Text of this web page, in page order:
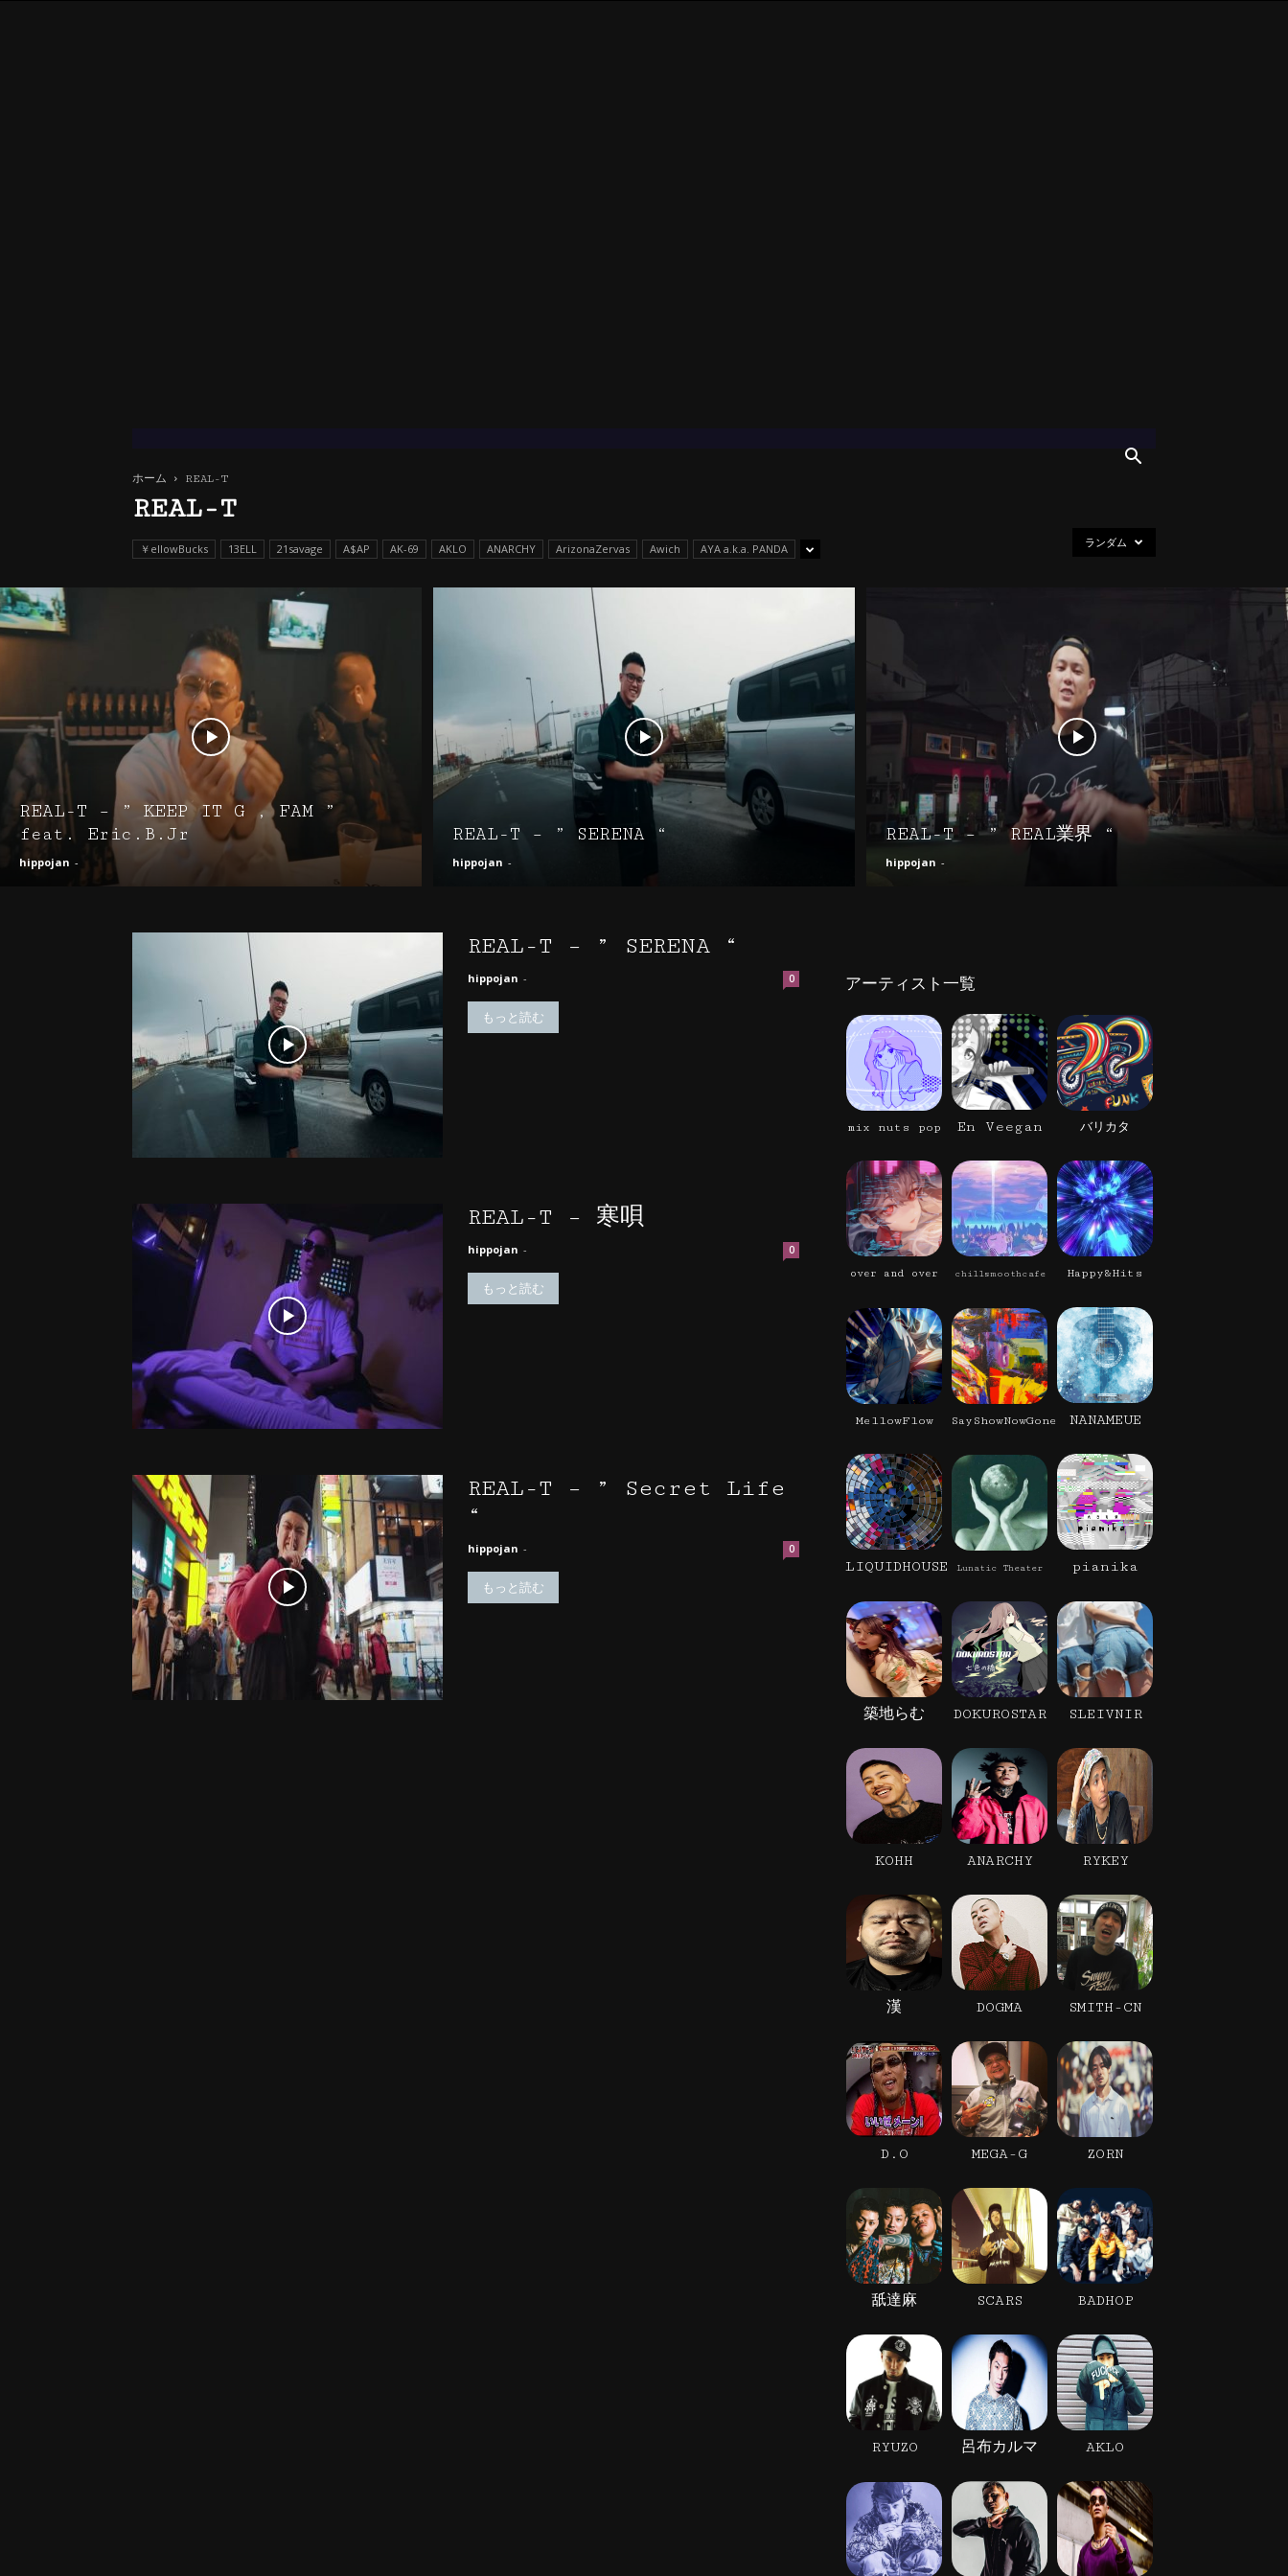
ホーム REAL-T
REAL-T
￥ellowBucks 13ELL 21savage A$AP AK-69 AKLO ANARCHY ArizonaZervas Awich AYA a.k.a. PANDA ランダム
REAL-T – ” KEEP IT G , FAM ”
feat. Eric.B.Jr
hippojan -
REAL-T – ” SERENA “
hippojan -
REAL-T – ” REAL業界 “
hippojan -
REAL-T – ” SERENA “
hippojan - 0
もっと読む
REAL-T – 寒唄
hippojan - 0
もっと読む
REAL-T – ” Secret Life
“
hippojan - 0
もっと読む
アーティスト一覧
mix nuts pop En Veegan バリカタ
over and over chillsmoothcafe Happy&Hits
MellowFlow SayShowNowGone NANAMEUE
LIQUIDHOUSE Lunatic Theater pianika
築地らむ DOKUROSTAR SLEIVNIR
KOHH ANARCHY RYKEY
漢 DOGMA SMITH-CN
D.O MEGA-G ZORN
舐達麻 SCARS BADHOP
RYUZO 呂布カルマ AKLO